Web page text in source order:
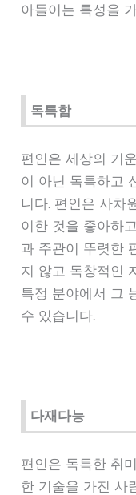
아들이는 특성을
독특함
편인은 세상의 기
이 아닌 독특하고
니다. 편인은 사차
이한 것을 좋아하
과 주관이 뚜렷한
지 않고 독창적인
특정 분야에서 그
수 있습니다.
다재다능
편인은 독특한 취
한 기술을 가진 사